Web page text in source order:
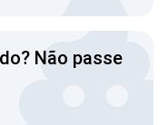
Não passe